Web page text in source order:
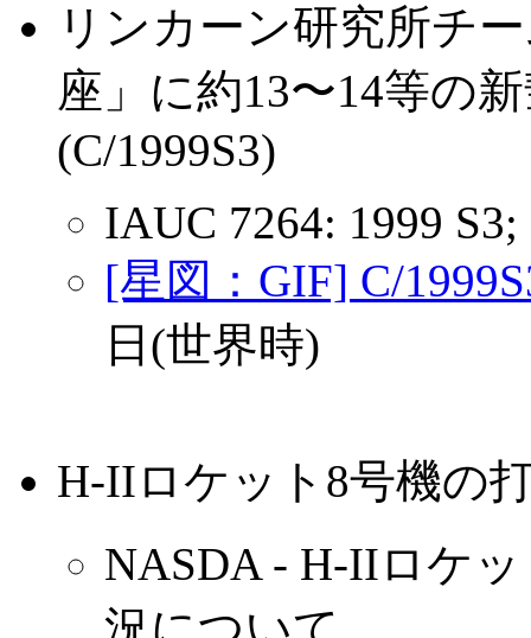
リンカーン研究所チ
座」に約13〜14等の
(C/1999S3)
IAUC 7264: 1999 S3;
[星図：GIF] C/
日(世界時)
H-IIロケット8号機の
NASDA - H-IIロケ